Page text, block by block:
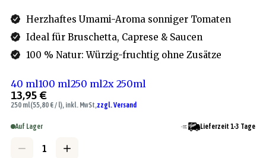
Herzhaftes Umami-Aroma sonniger Tomaten
Ideal für Bruschetta, Caprese & Saucen
100 % Natur: Würzig-fruchtig ohne Zusätze
40 ml100 ml250 ml2x 250ml
13,95 €
250 ml(55,80 € / l), inkl. MwSt,zzgl. Versand
Auf Lager Lieferzeit 1-3 Tage